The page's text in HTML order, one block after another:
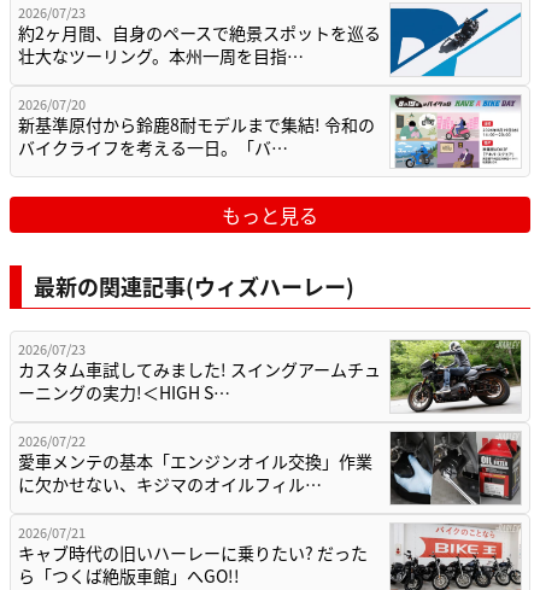
2026/07/23
約2ヶ月間、自身のペースで絶景スポットを巡る
壮大なツーリング。本州一周を目指…
2026/07/20
新基準原付から鈴鹿8耐モデルまで集結! 令和の
バイクライフを考える一日。「バ…
もっと見る
最新の関連記事(ウィズハーレー)
2026/07/23
カスタム車試してみました! スイングアームチュ
ーニングの実力!＜HIGH S…
2026/07/22
愛車メンテの基本「エンジンオイル交換」作業
に欠かせない、キジマのオイルフィル…
2026/07/21
キャブ時代の旧いハーレーに乗りたい? だった
ら「つくば絶版車館」へGO!!